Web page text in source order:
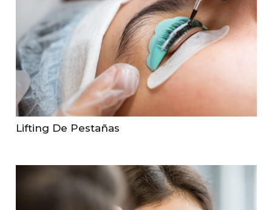
Lifting De Pestañas